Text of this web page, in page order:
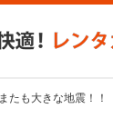
またも大きな地震！！